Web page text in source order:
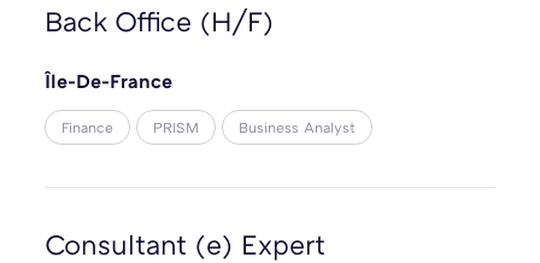
Back Office (H/F)
Île-De-France
Finance PRISM Business Analyst
Consultant (e) Expert